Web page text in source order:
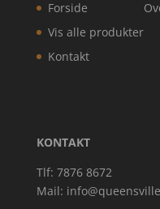
Forside
Vis alle produkter
Kontakt
KONTAKT
Tlf: 7876 8672
Mail: